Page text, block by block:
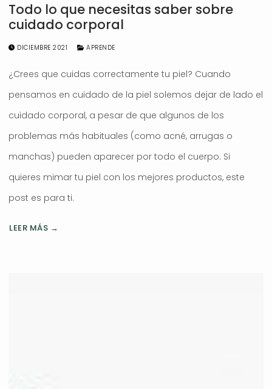
Todo lo que necesitas saber sobre
cuidado corporal
DICIEMBRE 2021 APRENDE
¿Crees que cuidas correctamente tu piel? Cuando
pensamos en cuidado de la piel solemos dejar de lado el
cuidado corporal, a pesar de que algunos de los
problemas más habituales (como acné, arrugas o
manchas) pueden aparecer por todo el cuerpo. Si
quieres mimar tu piel con los mejores productos, este
post es para ti.
LEER MÁS →